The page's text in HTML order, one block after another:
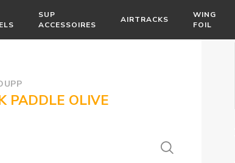
SUP
ACCESSOIRES
AIRTRACKS
WING
FOIL
PADDLE OLIVE